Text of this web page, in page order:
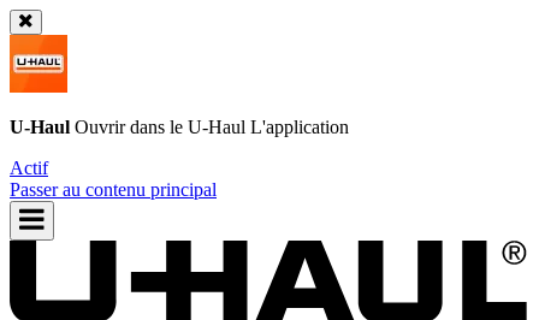
U-Haul Ouvrir dans le U-Haul L'application
Actif
Passer au contenu principal